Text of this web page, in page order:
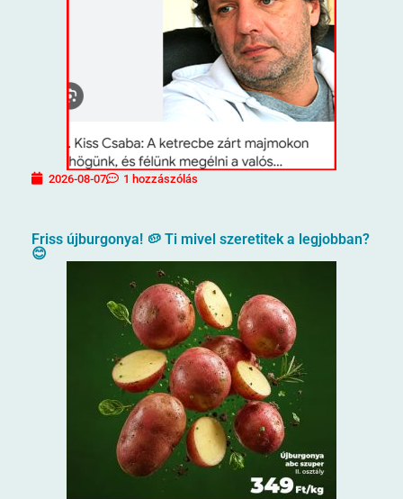
2026-08-07 1 hozzászólás
Friss újburgonya! 🥔 Ti mivel szeretitek a legjobban?
😊